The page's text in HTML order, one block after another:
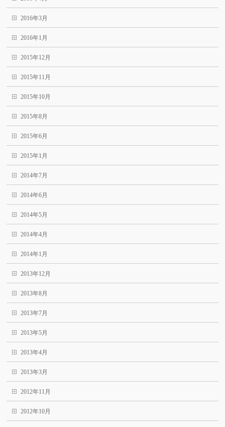
2016年3月
2016年1月
2015年12月
2015年11月
2015年10月
2015年8月
2015年6月
2015年1月
2014年7月
2014年6月
2014年5月
2014年4月
2014年1月
2013年12月
2013年8月
2013年7月
2013年5月
2013年4月
2013年3月
2012年11月
2012年10月